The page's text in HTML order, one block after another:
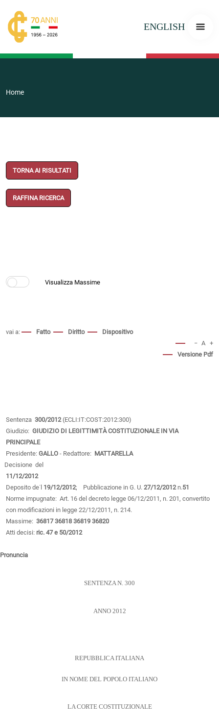
ENGLISH
Home
TORNA AI RISULTATI
RAFFINA RICERCA
vai a: Fatto Diritto
Dispositivo
− A +
Versione Pdf
Sentenza 300/2012(ECLI:IT:COST:2012:300)
Giudizio: GIUDIZIO DI LEGITTIMITÀ COSTITUZIONALE IN VIA
PRINCIPALE
Presidente: GALLO - Redattore: MATTARELLA
Decisione del
11/12/2012
Deposito de˙l 19/12/2012; Pubblicazione in G. U. 27/12/2012n.51
Norme impugnate: Art. 16 del decreto legge 06/12/2011, n. 201, convertito
con modificazioni in legge 22/12/2011, n. 214.
Massime: 36817 36818 36819 36820
Atti decisi: ric. 47 e 50/2012
Pronuncia
SENTENZA N. 300
ANNO 2012
REPUBBLICA ITALIANA
IN NOME DEL POPOLO ITALIANO
LA CORTE COSTITUZIONALE